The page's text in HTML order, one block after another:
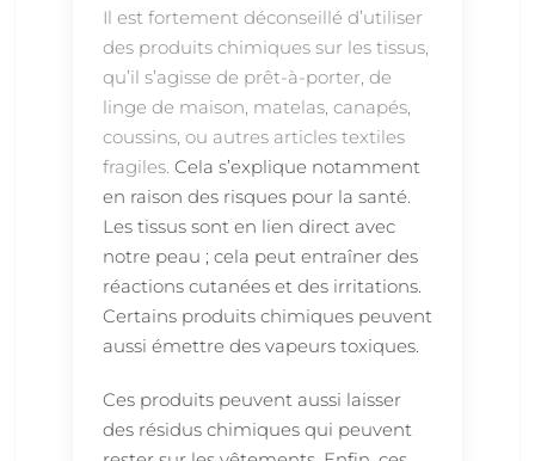
Il est fortement déconseillé d’utiliser
des produits chimiques sur les tissus,
qu’il s’agisse de prêt-à-porter, de
linge de maison, matelas, canapés,
coussins, ou autres articles textiles
fragiles. Cela s’explique notamment
en raison des risques pour la santé.
Les tissus sont en lien direct avec
notre peau ; cela peut entraîner des
réactions cutanées et des irritations.
Certains produits chimiques peuvent
aussi émettre des vapeurs toxiques.
Ces produits peuvent aussi laisser
des résidus chimiques qui peuvent